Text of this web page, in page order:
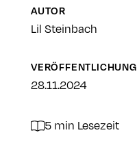
AUTOR
Lil Steinbach
VERÖFFENTLICHUNG
28.11.2024
5 min Lesezeit